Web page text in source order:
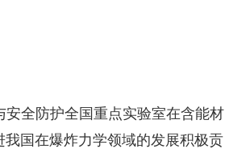
全防护全国重点实验室在含能材
国在爆炸力学领域的发展积极贡